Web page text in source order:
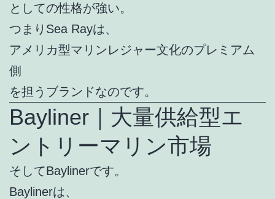
としての性格が強い。
つまりSea Rayは、
アメリカ型マリンレジャー文化のプレミアム
側
を担うブランドなのです。
Bayliner｜大量供給型エ
ントリーマリン市場
そしてBaylinerです。
Baylinerは、